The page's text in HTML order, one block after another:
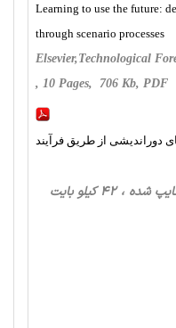
Learning to use the future:
through scenario processes
Elsevier,Technological
, 10 Pages, 706 Kb, PDF
دوراندیشی از طریق فرآیند
، کلیه گرایش ها، 17 صفحه فارسی تایپ شده ، 42 کیلو بایت